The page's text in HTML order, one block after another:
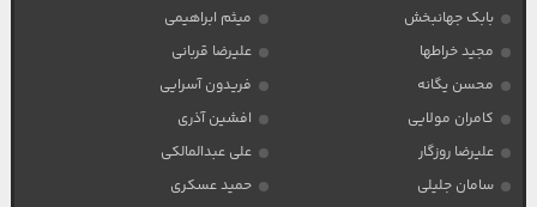
بابک جهانبخش
میثم ابراهیمی
مجید خراطها
علیرضا قربانی
محسن یگانه
فریدون آسرایی
کامران مولایی
افشین آذری
علیرضا روزگار
علی عبدالمالکی
سامان جلیلی
حمید عسکری